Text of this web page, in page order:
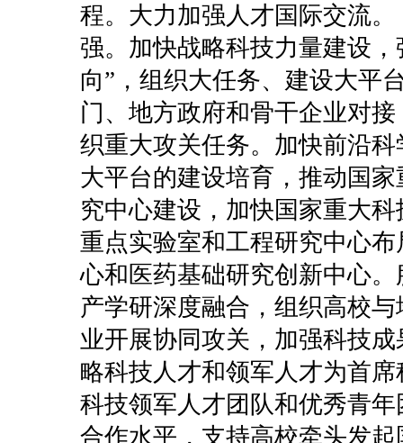
程。大力加强人才国际交流。
强。加快战略科技力量建设
向”，组织大任务、建设大平
门、地方政府和骨干企业对
织重大攻关任务。加快前沿
大平台的建设培育，推动国
究中心建设，加快国家重大
重点实验室和工程研究中心
心和医药基础研究创新中心
产学研深度融合，组织高校
业开展协同攻关，加强科技
略科技人才和领军人才为首
科技领军人才团队和优秀青
合作水平，支持高校牵头发